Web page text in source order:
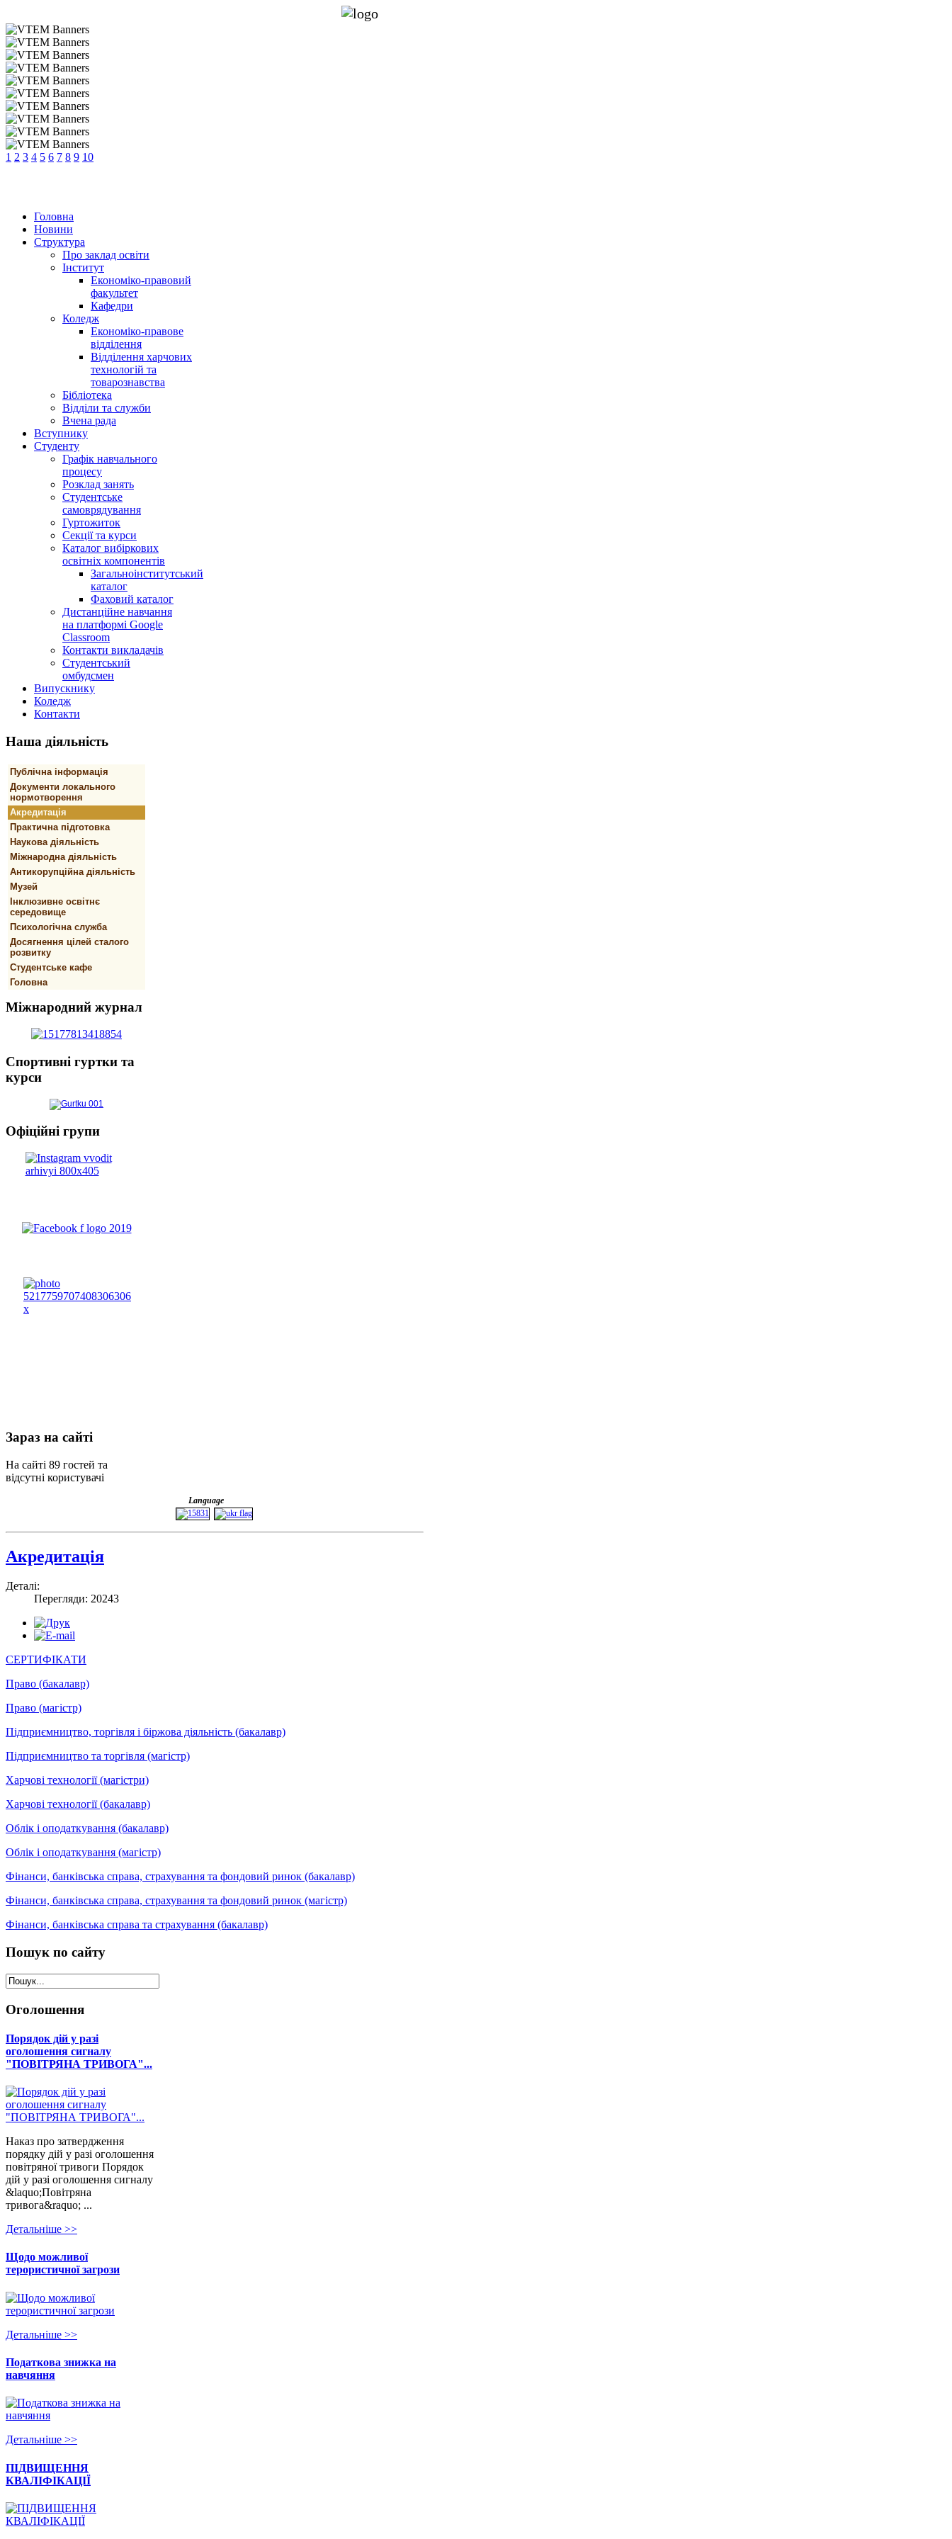
1 2 3 4 5 6 7 8 9 10
Головна
Новини
Структура
Про заклад освіти
Інститут
Економіко-правовий
факультет
Кафедри
Коледж
Економіко-правове
відділення
Відділення харчових
технологій та
товарознавства
Бібліотека
Відділи та служби
Вчена рада
Вступнику
Студенту
Графік навчального
процесу
Розклад занять
Студентське
самоврядування
Гуртожиток
Секції та курси
Каталог вибіркових
освітніх компонентів
Загальноінститутський
каталог
Фаховий каталог
Дистанційне навчання
на платформі Google
Classroom
Контакти викладачів
Студентський
омбудсмен
Випускнику
Коледж
Контакти
Наша діяльність
Публічна інформація
Документи локального
нормотворення
Акредитація
Практична підготовка
Наукова діяльність
Міжнародна діяльність
Антикорупційна діяльність
Музей
Інклюзивне освітнє
середовище
Психологічна служба
Досягнення цілей сталого
розвитку
Студентське кафе
Головна
Міжнародний журнал
Спортивнi гуртки та
курси
Офіційні групи
Зараз на сайті
На сайті 89 гостей та
відсутні користувачі
Language
Акредитація
Деталі:
Перегляди: 20243
СЕРТИФІКАТИ
Право (бакалавр)
Право (магістр)
Підприємництво, торгівля і біржова діяльність (бакалавр)
Підприємництво та торгівля (магістр)
Харчові технології (магістри)
Харчові технології (бакалавр)
Облік і оподаткування (бакалавр)
Облік і оподаткування (магістр)
Фінанси, банківська справа, страхування та фондовий ринок (бакалавр)
Фінанси, банківська справа, страхування та фондовий ринок (магістр)
Фінанси, банківська справа та страхування (бакалавр)
Пошук по сайту
Оголошення
Порядок дій у разі
оголошення сигналу
"ПОВІТРЯНА ТРИВОГА"...
Наказ про затвердження
порядку дій у разі оголошення
повітряної тривоги Порядок
дій у разі оголошення сигналу
&laquo;Повітряна
тривога&raquo; ...
Детальнiше >>
Щодо можливої
терористичної загрози
Детальнiше >>
Податкова знижка на
навчяння
Детальнiше >>
ПІДВИЩЕННЯ
КВАЛІФІКАЦІЇ